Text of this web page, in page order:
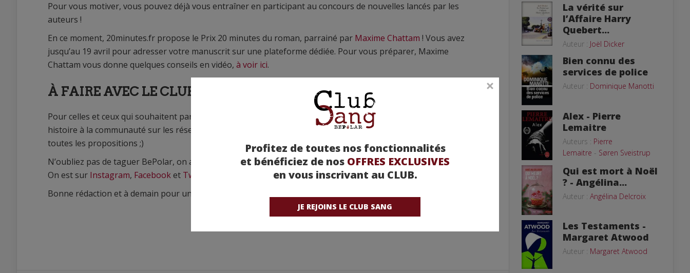
Profitez de toutes nos fonctionnalités
et bénéficiez de nos OFFRES EXCLUSIVES
en vous inscrivant au CLUB.
JE REJOINS LE CLUB SANG
Pour vous motiver, vous pouvez déjà vous entraîner en participant au concours de nouvelles lancés par les
auteurs !
En ce moment, 20minutes.fr propose le Prix 20 minutes du roman, parrainé par Maxime Chattam ! Vous avez
jusqu’au 19 avril pour adresser votre manuscrit sur une plateforme dédiée. Pour vous préparer, Maxime
Chattam vous donne quelques conseils en vidéo, à voir ici.
À FAIRE AVEC LE CLUB SANG
Pour celles et ceux qui souhaitent partager leur chef d’oeuvre, amusez-vous à faire deviner la suite de votre
histoire à la communauté sur les réseaux sociaux ! Qui sait, on pourra presque créer un cadavre exquis avec
toutes les propositions ;)
N’oubliez pas de taguer BePolar, on a hâte de vous lire !
On est sur Instagram, Facebooket Twitter
Bonne rédaction et à demain pour un nouveau guide de survie !
La vérité sur
l’Affaire Harry
Quebert...
Auteur : Joël Dicker
Bien connu des
services de police
Auteur : Dominique Manotti
Alex - Pierre
Lemaitre
Auteurs : Pierre
Lemaitre - Søren Sveistrup
Qui est mort à Noël
? - Angélina...
Auteur : Angélina Delcroix
Les Testaments -
Margaret Atwood
Auteur : Margaret Atwood